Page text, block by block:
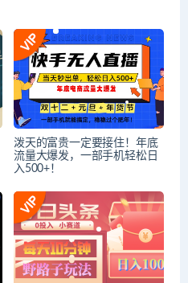
泼天的富贵一定要接住！年底
流量大爆发，一部手机轻松日
入500+！